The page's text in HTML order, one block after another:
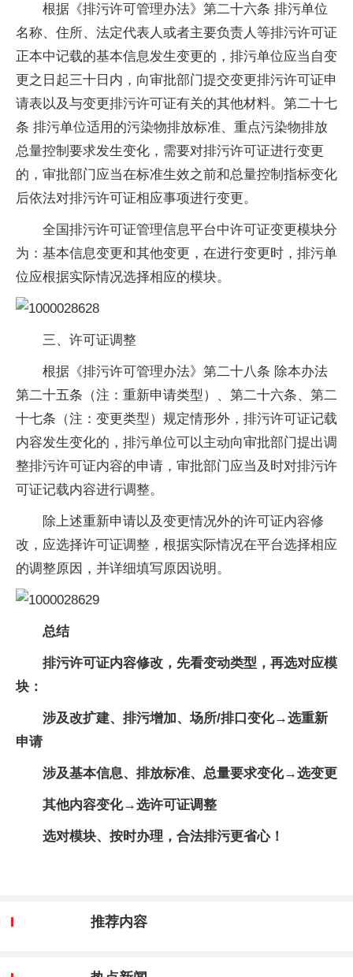
根据《排污许可管理办法》第二十六条 排污单位
名称、住所、法定代表人或者主要负责人等排污许可证
正本中记载的基本信息发生变更的，排污单位应当自变
更之日起三十日内，向审批部门提交变更排污许可证申
请表以及与变更排污许可证有关的其他材料。第二十七
条 排污单位适用的污染物排放标准、重点污染物排放
总量控制要求发生变化，需要对排污许可证进行变更
的，审批部门应当在标准生效之前和总量控制指标变化
后依法对排污许可证相应事项进行变更。
全国排污许可证管理信息平台中许可证变更模块分
为：基本信息变更和其他变更，在进行变更时，排污单
位应根据实际情况选择相应的模块。
三、许可证调整
根据《排污许可管理办法》第二十八条 除本办法
第二十五条（注：重新申请类型）、第二十六条、第二
十七条（注：变更类型）规定情形外，排污许可证记载
内容发生变化的，排污单位可以主动向审批部门提出调
整排污许可证内容的申请，审批部门应当及时对排污许
可证记载内容进行调整。
除上述重新申请以及变更情况外的许可证内容修
改，应选择许可证调整，根据实际情况在平台选择相应
的调整原因，并详细填写原因说明。
总结
排污许可证内容修改，先看变动类型，再选对应模
块：
涉及改扩建、排污增加、场所/排口变化→选重新
申请
涉及基本信息、排放标准、总量要求变化→选变更
其他内容变化→选许可证调整
选对模块、按时办理，合法排污更省心！
推荐内容